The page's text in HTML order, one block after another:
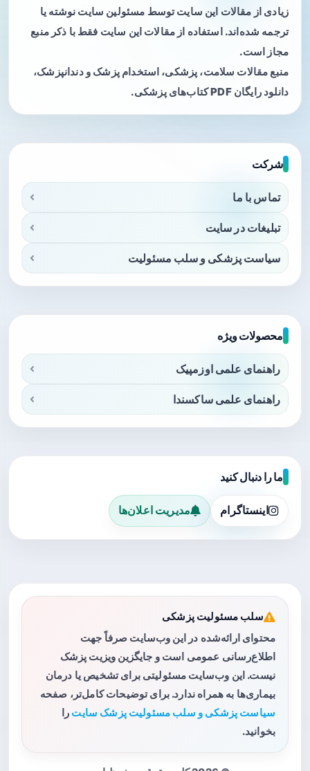
زیادی از مقالات این سایت توسط مسئولین سایت نوشته یا
ترجمه شده‌اند. استفاده از مقالات این سایت فقط با ذکر منبع
مجاز است.
منبع مقالات سلامت، پزشکی، استخدام پزشک و دندانپزشک،
دانلود رایگان PDF کتاب‌های پزشکی.
شرکت
تماس با ما
تبلیغات در سایت
سیاست پزشکی و سلب مسئولیت
محصولات ویژه
راهنمای علمی اوزمپیک
راهنمای علمی ساکسندا
ما را دنبال کنید
اینستاگرام مدیریت اعلان‌ها
سلب مسئولیت پزشکی
محتوای ارائه‌شده در این وب‌سایت صرفاً جهت
اطلاع‌رسانی عمومی است و جایگزین ویزیت پزشک
نیست. این وب‌سایت مسئولیتی برای تشخیص یا درمان
بیماری‌ها به همراه ندارد. برای توضیحات کامل‌تر، صفحه
سیاست پزشکی و سلب مسئولیت پزشک سایت را
بخوانید.